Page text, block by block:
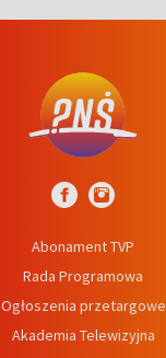
Abonament TVP
Rada Programowa
Ogłoszenia przetargowe
Akademia Telewizyjna